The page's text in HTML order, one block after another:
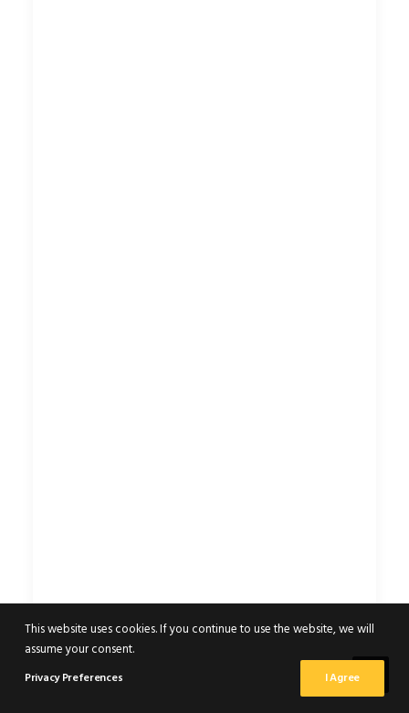
This website uses cookies. If you continue to use the website, we will
assume your consent.
Privacy Preferences I Agree